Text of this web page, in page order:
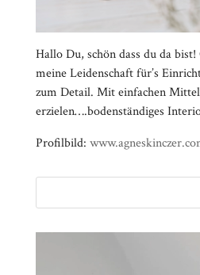
Hallo Du, schön dass du da
meine Leidenschaft für’s
zum Detail. Mit einfachen
erzielen….bodenständiges
Profilbild: